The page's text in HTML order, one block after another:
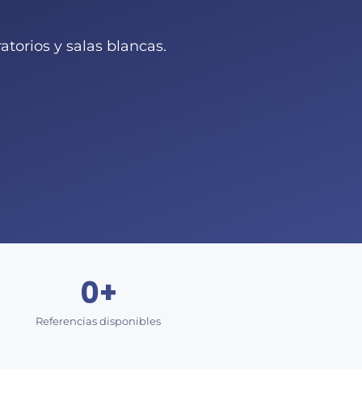
y salas blancas.
Referencias disponibles
0+